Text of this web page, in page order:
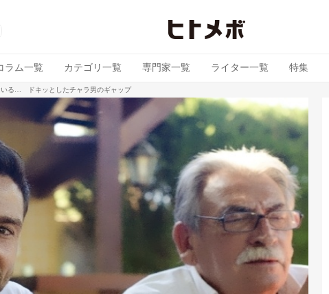
ラム一覧 カテゴリ一覧 専門家一覧 ライター一覧 特集
いる… ドキッとしたチャラ男のギャップ